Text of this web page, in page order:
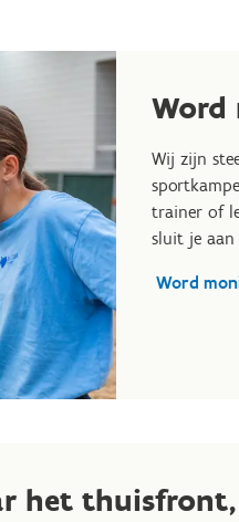
Word
Wij zijn
trainer of
sluit je aan
Word
het